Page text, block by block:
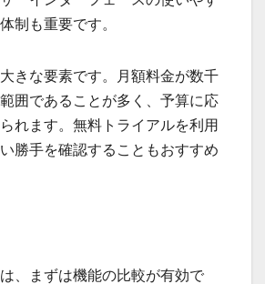
制も重要です。
きな要素です。月額料金が数千
囲であることが多く、予算に応
れます。無料トライアルを利用
勝手を確認することもおすすめ
、まずは機能の比較が有効で